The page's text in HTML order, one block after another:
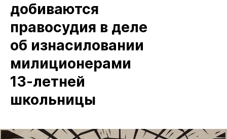
добиваются
правосудия в деле
об изнасиловании
милиционерами
13‑летней
школьницы